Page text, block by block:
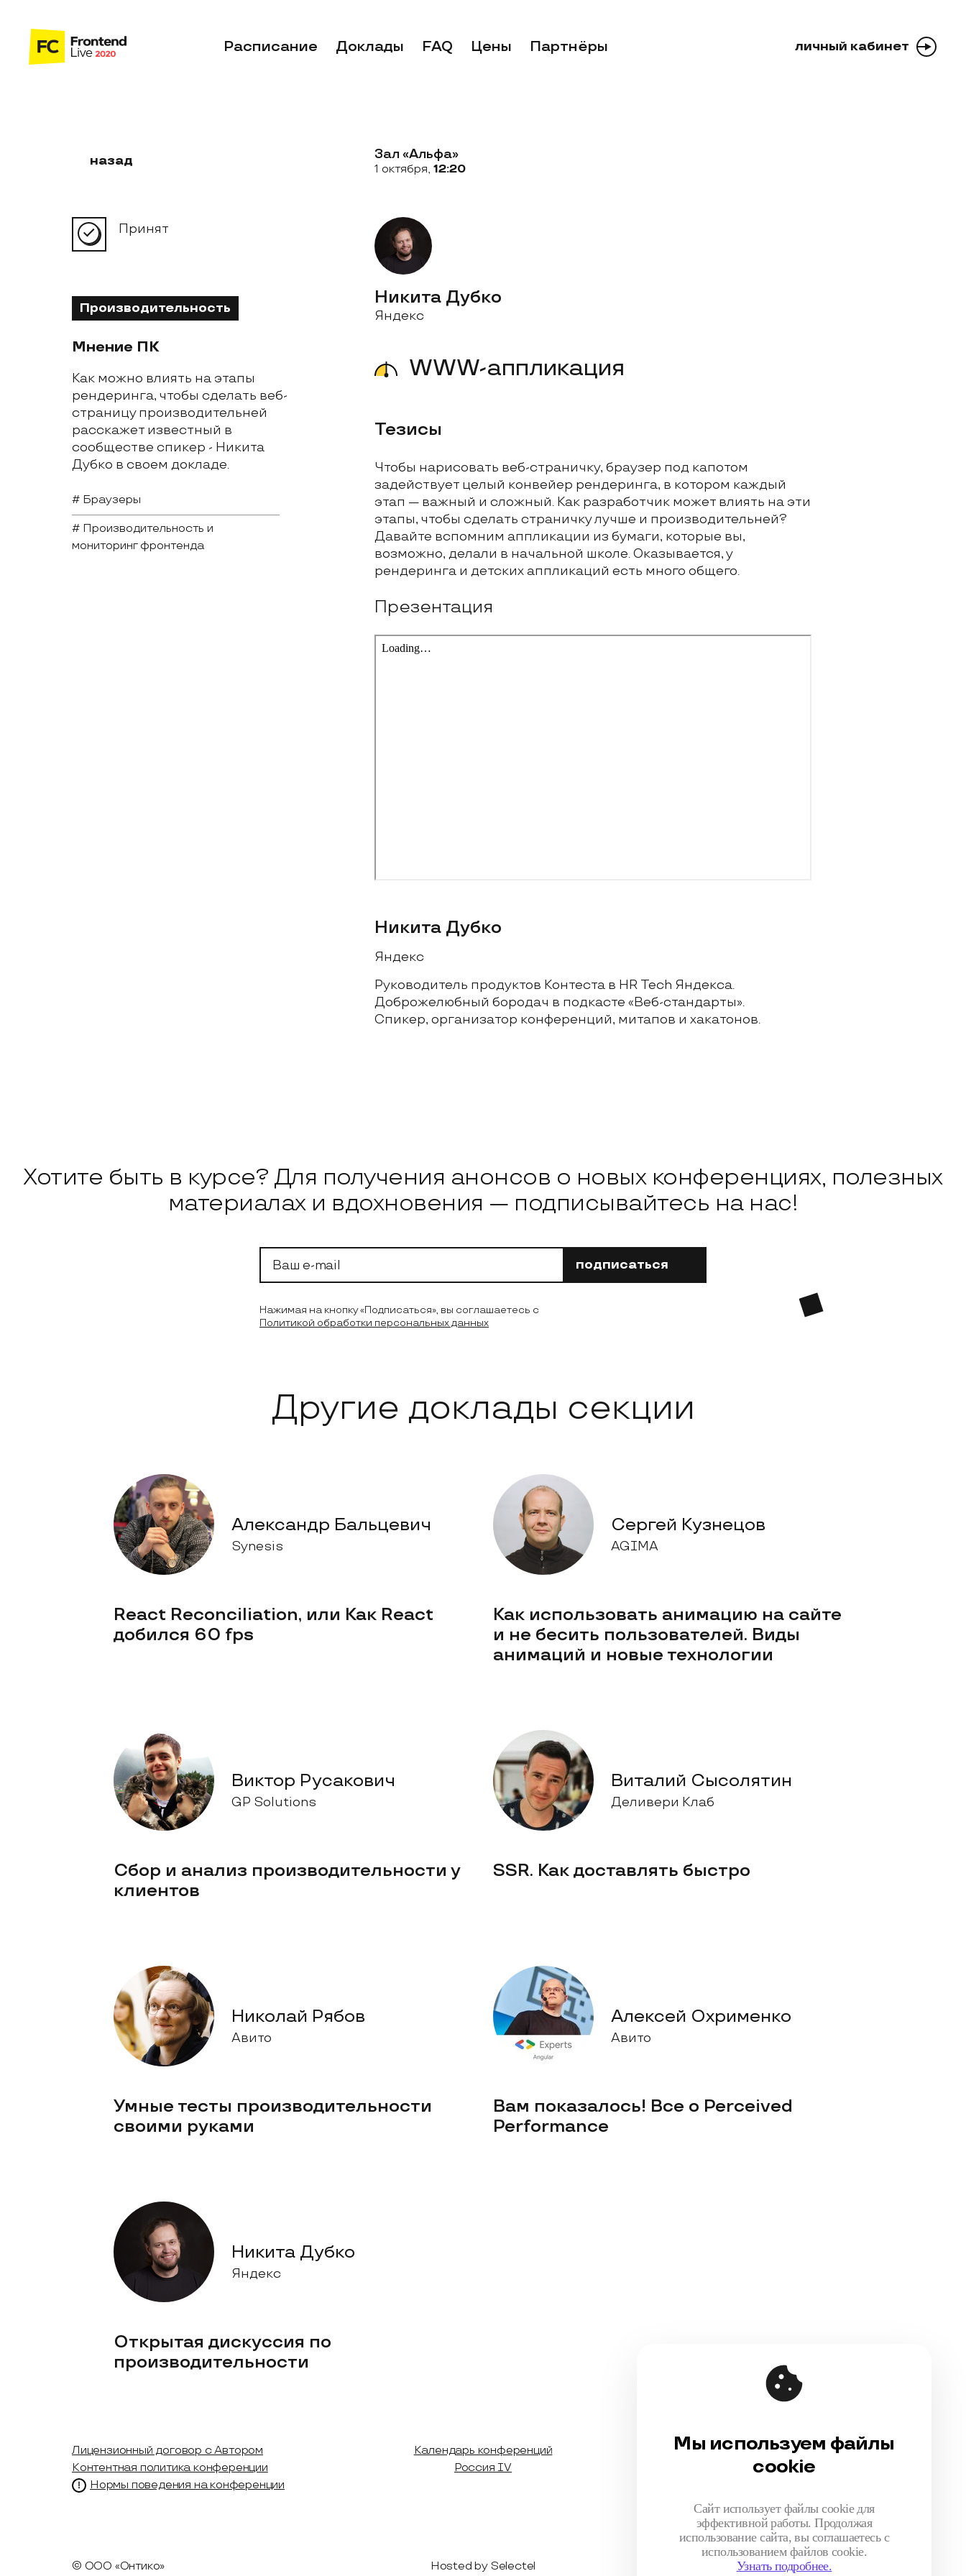
Расписание Доклады FAQ Цены Партнёры личный кабинет
назад Зал «Альфа»
1 октября, 12:20
Принят
Производительность
Мнение ПК
Как можно влиять на этапы
рендеринга, чтобы сделать веб-
страницу производительней
расскажет известный в
сообществе спикер - Никита
Дубко в своем докладе.
# Браузеры
# Производительность и
мониторинг фронтенда
Никита Дубко
Яндекс
WWW-аппликация
Тезисы
Чтобы нарисовать веб-страничку, браузер под капотом
задействует целый конвейер рендеринга, в котором каждый
этап — важный и сложный. Как разработчик может влиять на эти
этапы, чтобы сделать страничку лучше и производительней?
Давайте вспомним аппликации из бумаги, которые вы,
возможно, делали в начальной школе. Оказывается, у
рендеринга и детских аппликаций есть много общего.
Презентация
Никита Дубко
Яндекс
Руководитель продуктов Контеста в HR Tech Яндекса.
Доброжелюбный бородач в подкасте «Веб-стандарты».
Спикер, организатор конференций, митапов и хакатонов.
Подписка на новости
Хотите быть в курсе? Для получения анонсов о новых конференциях, полезных
материалах и вдохновения — подписывайтесь на нас!
Ваш e-mail подписаться
Нажимая на кнопку «Подписаться», вы соглашаетесь с
Политикой обработки персональных данных
Другие доклады секции
Александр Бальцевич
Synesis
React Reconciliation, или Как React
добился 60 fps
Сергей Кузнецов
AGIMA
Как использовать анимацию на сайте
и не бесить пользователей. Виды
анимаций и новые технологии
Виктор Русакович
GP Solutions
Сбор и анализ производительности у
клиентов
Виталий Сысолятин
Деливери Клаб
SSR. Как доставлять быстро
Николай Рябов
Авито
Умные тесты производительности
своими руками
Алексей Охрименко
Авито
Вам показалось! Все о Perceived
Performance
Никита Дубко
Яндекс
Открытая дискуссия по
производительности
Лицензионный договор с Автором
Контентная политика конференции
Нормы поведения на конференции
Календарь конференций
Россия IV
Публичная оферта
Соглашение на обработку персональных
Политика обработки персональных данных
© ООО «Онтико» Hosted by Selectel made by shishki.collective
Мы используем файлы
cookie
Сайт использует файлы cookie для
эффективной работы. Продолжая
использование сайта, вы соглашаетесь с
использованием файлов cookie.
Узнать подробнее.